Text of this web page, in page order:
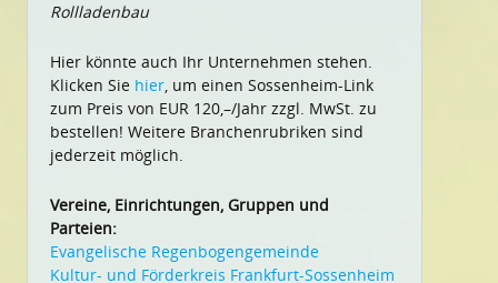
Rollladenbau
Hier könnte auch Ihr Unternehmen stehen.
Klicken Sie hier, um einen Sossenheim-Link
zum Preis von EUR 120,–/Jahr zzgl. MwSt. zu
bestellen! Weitere Branchenrubriken sind
jederzeit möglich.
Vereine, Einrichtungen, Gruppen und
Parteien:
Evangelische Regenbogengemeinde
Kultur- und Förderkreis Frankfurt-Sossenheim